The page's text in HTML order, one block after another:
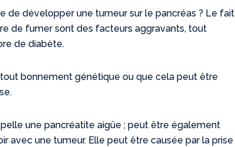
de développer une tumeur sur le pancréas ? Le fait
de fumer sont des facteurs aggravants, tout
de diabète.
bonnement génétique ou que cela peut être
une pancréatite aigüe ; peut être également
avec une tumeur. Elle peut être causée par la prise